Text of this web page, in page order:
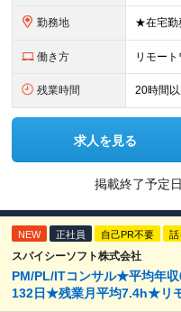
勤務地
働き方 リモー
残業時間 20時間
求人を見る
掲載終了予定
NEW 正社員 自己PR不要
スパイシーソフト株式会社
PM/PL/ITコンサル★平均年
132日★残業月平均7.4h★リ